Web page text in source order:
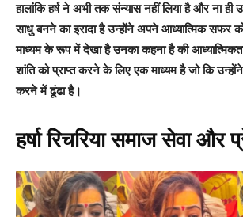
हालांकि हर्ष ने अभी तक संन्यास नहीं लिया है और ना
साधु बनने का इरादा है उन्होंने अपने आध्यात्मिक सफर
माध्यम के रूप में देखा है उनका कहना है की
शांति को प्राप्त करने के लिए एक माध्यम है जो कि
करने में ढूंढा है।
हर्षा रिचरिया समाज सेवा और